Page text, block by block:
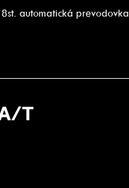
automatická prevodovka
T